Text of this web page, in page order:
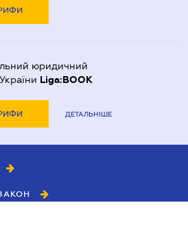
юридичний
Liga:BOOK
ДЕТАЛЬНІШЕ